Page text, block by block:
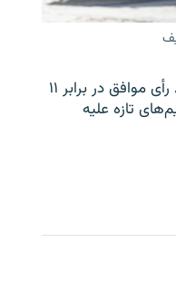
سنای امریکا روز جمعه، ۱۶ اسد، با ۸۶ رأی موافق در برابر ۱۱
تازه علیه